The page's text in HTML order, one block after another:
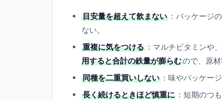
目安量を超えて飲まない ：パッケージ
ない。
重複に気をつける ：マルチビタミンや
用すると合計の鉄量が膨らむので、原材
同種を二重買いしない ：味やパッケー
長く続けるときほど慎重に ：短期のつ